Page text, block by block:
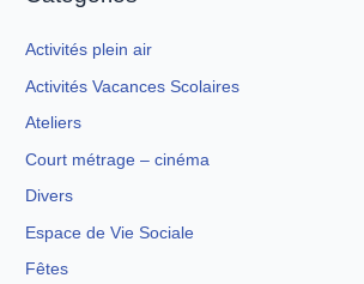
Activités plein air
Activités Vacances Scolaires
Ateliers
Court métrage – cinéma
Divers
Espace de Vie Sociale
Fêtes